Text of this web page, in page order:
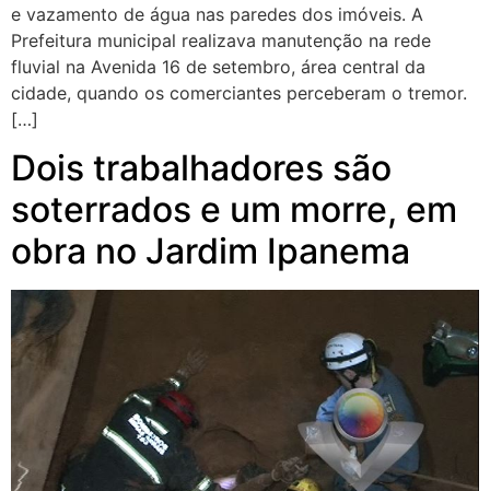
e vazamento de água nas paredes dos imóveis. A
Prefeitura municipal realizava manutenção na rede
fluvial na Avenida 16 de setembro, área central da
cidade, quando os comerciantes perceberam o tremor.
[…]
Dois trabalhadores são
soterrados e um morre, em
obra no Jardim Ipanema